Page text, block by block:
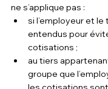
ne s’applique pas :
si l’employeur et
entendus pour
cotisations ;
au tiers
groupe que